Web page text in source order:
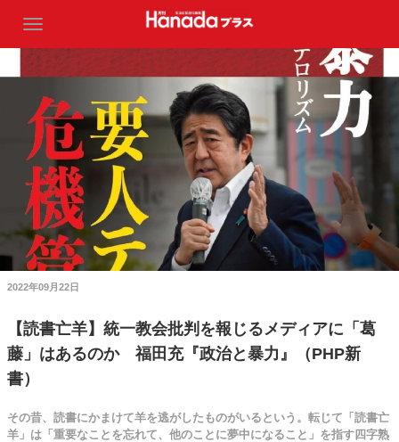
2022年09月22日
【読書亡羊】統一教会批判を報じるメディアに「葛
藤」はあるのか 福田充『政治と暴力』（PHP新
書）
その昔、読書にかまけて羊を逃がしたものがいるという。転じて「読書亡
羊」は「重要なことを忘れて、他のことに夢中になること」を指す四字熟